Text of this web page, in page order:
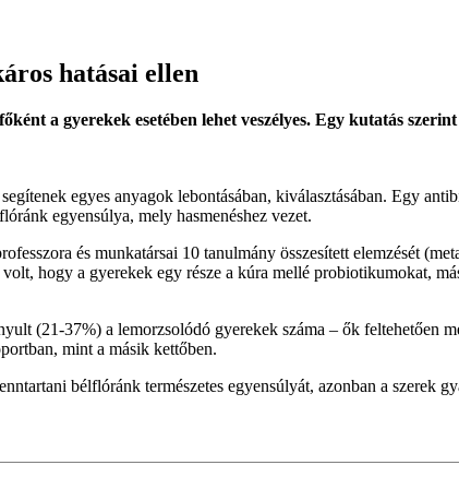
hatásai ellen
a gyerekek esetében lehet veszélyes. Egy kutatás
egyes anyagok lebontásában, kiválasztásában. Egy
egyensúlya, mely hasmenéshez vezet.
és munkatársai 10 tanulmány összesített elemzését
hogy a gyerekek egy része a kúra mellé probiotikumokat,
(21-37%) a lemorzsolódó gyerekek száma – ők feltehetően
mint a másik kettőben.
bélflóránk természetes egyensúlyát, azonban a szerek